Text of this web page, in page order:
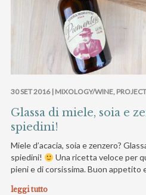
30 SET 2016 | MIXOLOGY/WINE,
Glassa di miele, soia e
spiedini!
Miele d’acacia, soia e zenzero?
spiedini!
Una ricetta veloce per
pieni e di corsissima. Buon appetito
leggi tutto